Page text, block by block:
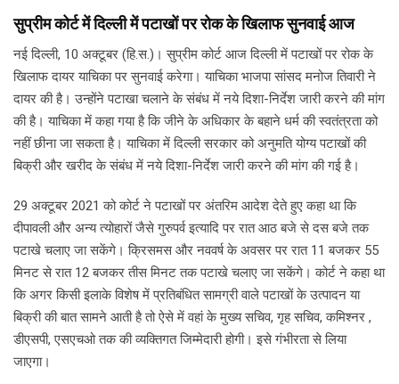
सुप्रीम कोर्ट में दिल्ली में पटाखों पर रोक के खिलाफ सुनवाई आज
नई दिल्ली, 10 अक्टूबर (हि.स.)। सुप्रीम कोर्ट आज दिल्ली में पटाखों पर रोक के
खिलाफ दायर याचिका पर सुनवाई करेगा। याचिका भाजपा सांसद मनोज तिवारी ने
दायर की है। उन्होंने पटाखा चलाने के संबंध में नये दिशा-निर्देश जारी करने की मांग
की है। याचिका में कहा गया है कि जीने के अधिकार के बहाने धर्म की स्वतंत्रता को
नहीं छीना जा सकता है। याचिका में दिल्ली सरकार को अनुमति योग्य पटाखों की
बिक्री और खरीद के संबंध में नये दिशा-निर्देश जारी करने की मांग की गई है।
29 अक्टूबर 2021 को कोर्ट ने पटाखों पर अंतरिम आदेश देते हुए कहा था कि
दीपावली और अन्य त्योहारों जैसे गुरुपर्व इत्यादि पर रात आठ बजे से दस बजे तक
पटाखे चलाए जा सकेंगे। क्रिसमस और नववर्ष के अवसर पर रात 11 बजकर 55
मिनट से रात 12 बजकर तीस मिनट तक पटाखे चलाए जा सकेंगे। कोर्ट ने कहा था
कि अगर किसी इलाके विशेष में प्रतिबंधित सामग्री वाले पटाखों के उत्पादन या
बिक्री की बात सामने आती है तो ऐसे में वहां के मुख्य सचिव, गृह सचिव, कमिश्नर ,
डीएसपी, एसएचओ तक की व्यक्तिगत जिम्मेदारी होगी। इसे गंभीरता से लिया
जाएगा।